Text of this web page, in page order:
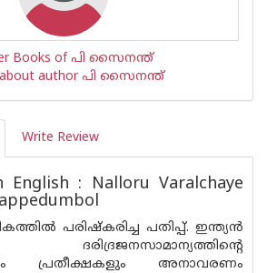
Books of പി സൈനന്ത്
about author പി സൈനന്ത്
Write Review
English : Nalloru Varalchaye
പരിഷ്കരിച്ച പതിപ്പ്. ഇന്ത്യൻ
പ്രതീക്ഷകളും അനാവരണം